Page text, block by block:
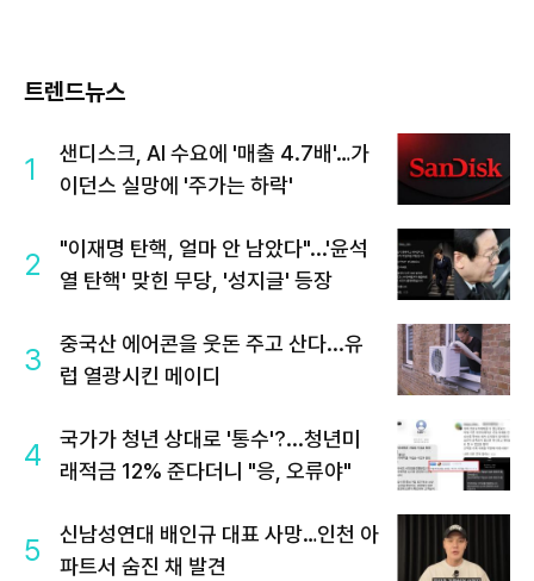
트렌드뉴스
1
샌디스크, AI 수요에 '매출 4.7배'…가
이던스 실망에 '주가는 하락'
2
"이재명 탄핵, 얼마 안 남았다"...'윤석
열 탄핵' 맞힌 무당, '성지글' 등장
3
중국산 에어콘을 웃돈 주고 산다...유
럽 열광시킨 메이디
4
국가가 청년 상대로 '통수'?...청년미
래적금 12% 준다더니 "응, 오류야"
5
신남성연대 배인규 대표 사망…인천 아
파트서 숨진 채 발견